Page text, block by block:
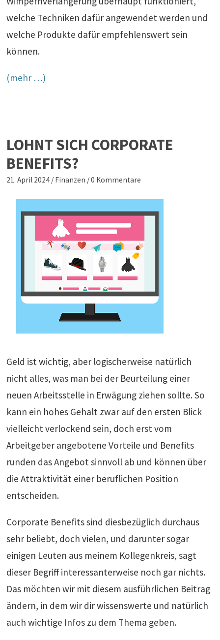
welche Techniken dafür angewendet werden und
welche Produkte dafür empfehlenswert sein
können.
(mehr …)
LOHNT SICH CORPORATE
BENEFITS?
21. April 2024 / Finanzen /0 Kommentare
Geld ist wichtig, aber logischerweise natürlich
nicht alles, was man bei der Beurteilung einer
neuen Arbeitsstelle in Erwägung ziehen sollte. So
kann ein hohes Gehalt zwar auf den ersten Blick
vielleicht verlockend sein, doch erst vom
Arbeitgeber angebotene Vorteile und Benefits
runden das Angebot sinnvoll ab und können über
die Attraktivität einer beruflichen Position
entscheiden.
Corporate Benefits sind diesbezüglich durchaus
sehr beliebt, doch vielen, und darunter sogar
einigen Leuten aus meinem Kollegenkreis, sagt
dieser Begriff interessanterweise noch gar nichts.
Das möchten wir mit diesem ausführlichen Beitrag
ändern, in dem wir dir wissenswerte und natürlich
auch wichtige Infos zu dem Thema geben.